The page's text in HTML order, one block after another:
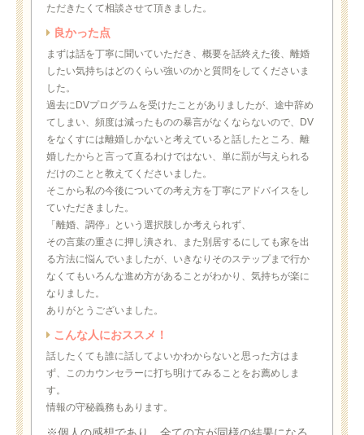
ただきたくて相談させて頂きました。
良かった点
まずは話を丁寧に聞いていただき、概要を話終えた後、離婚
したい気持ちはどのくらい強いのかと質問をしてくださいま
した。
過去にDVプログラムを受けたことがありましたが、途中辞め
てしまい、頻度は減ったものの暴言がなくならないので、DV
をなくすには離婚しかないと考えていると話したところ、離
婚したからと言って直るわけではない、単に罰が与えられる
だけのことと教えてくださいました。
そこから私の今後についての考え方を丁寧にアドバイスをし
ていただきました。
「離婚、調停」という選択肢しか考えられず、
その言葉の重さに押し潰され、また別居するにしても家を出
る方法に悩んでいましたが、いきなりそのステップまで行か
なくてもいろんな進め方があることがわかり、気持ちが楽に
なりました。
ありがとうございました。
こんな人におススメ！
話したくても誰に話してよいかわからないと思った方はま
ず、このカウンセラーに打ち明けてみることをお薦めしま
す。
情報の守秘義務もあります。